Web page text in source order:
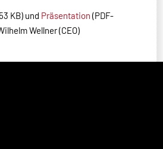
KB) und Präsentation (PDF-
Wellner (CEO)